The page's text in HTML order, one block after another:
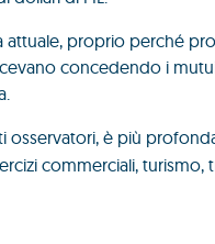
proprio perché
concedendo i
osservatori, è più
commerciali, turismo,